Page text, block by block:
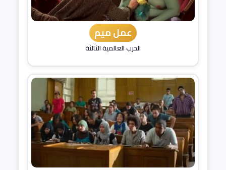
عمل ميم
الحرب العالمية الثالثة